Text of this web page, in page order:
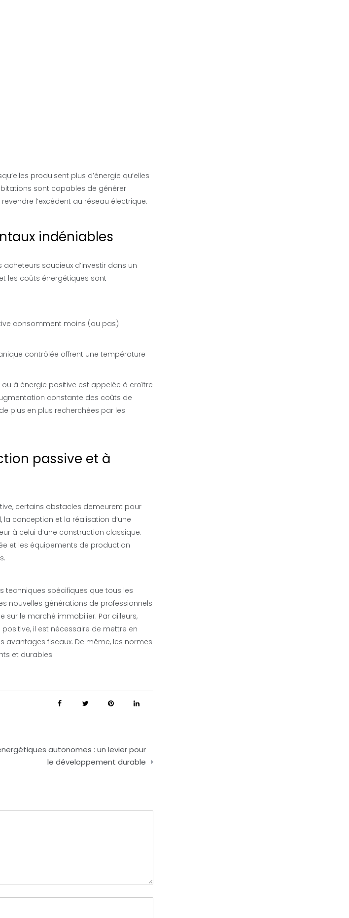
produisent plus d’énergie qu’elles
sont capables de générer
l’excédent au réseau électrique.
indéniables
soucieux d’investir dans un
les coûts énergétiques sont
consomment moins (ou pas)
contrôlée offrent une température
à énergie positive est appelée à croître
constante des coûts de
plus en plus recherchées par les
passive et à
certains obstacles demeurent pour
conception et la réalisation d’une
à celui d’une construction classique.
et les équipements de production
techniques spécifiques que tous les
nouvelles générations de professionnels
sur le marché immobilier. Par ailleurs,
il est nécessaire de mettre en
avantages fiscaux. De même, les normes
et durables.
autonomes : un levier pour
le développement durable